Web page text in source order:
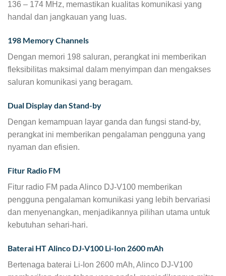
136 – 174 MHz, memastikan kualitas komunikasi yang
handal dan jangkauan yang luas.
198 Memory Channels
Dengan memori 198 saluran, perangkat ini memberikan
fleksibilitas maksimal dalam menyimpan dan mengakses
saluran komunikasi yang beragam.
Dual Display dan Stand-by
Dengan kemampuan layar ganda dan fungsi stand-by,
perangkat ini memberikan pengalaman pengguna yang
nyaman dan efisien.
Fitur Radio FM
Fitur radio FM pada Alinco DJ-V100 memberikan
pengguna pengalaman komunikasi yang lebih bervariasi
dan menyenangkan, menjadikannya pilihan utama untuk
kebutuhan sehari-hari.
Baterai HT Alinco DJ-V100 Li-Ion 2600 mAh
Bertenaga baterai Li-Ion 2600 mAh, Alinco DJ-V100